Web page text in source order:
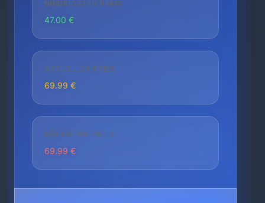
NIEDRIGSTER PREIS
47.00 €
AKTUELLER PREIS
69.99 €
HÖCHSTER PREIS
69.99 €